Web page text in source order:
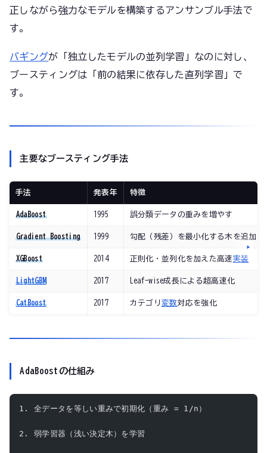
正しながら強力なモデルを構築するアンサンブル手法で
す。
バギングが「独立したモデルの並列学習」なのに対し、
ブースティングは「前の結果に依存した直列学習」で
す。
主要なブースティング手法
手法 発表年 特徴
AdaBoost 1995 誤分類データの重みを増やす
Gradient Boosting 1999 勾配（残差）を最小化する木を追加
XGBoost 2014 正則化・並列化を加えた高速実装
LightGBM 2017 Leaf-wise成長による超高速化
CatBoost 2017 カテゴリ 変数対応を強化
AdaBoostの仕組み
1. 全データを等しい重みで初期化（重み = 1/n）
2. 弱学習器（浅い決定木）を学習